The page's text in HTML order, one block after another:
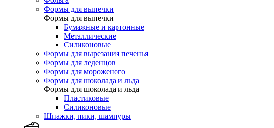
Формы для выпечки
Формы для выпечки
Бумажные и картонные
Металлические
Силиконовые
Формы для вырезания печенья
Формы для леденцов
Формы для мороженого
Формы для шоколада и льда
Формы для шоколада и льда
Пластиковые
Силиконовые
Шпажки, пики, шампуры